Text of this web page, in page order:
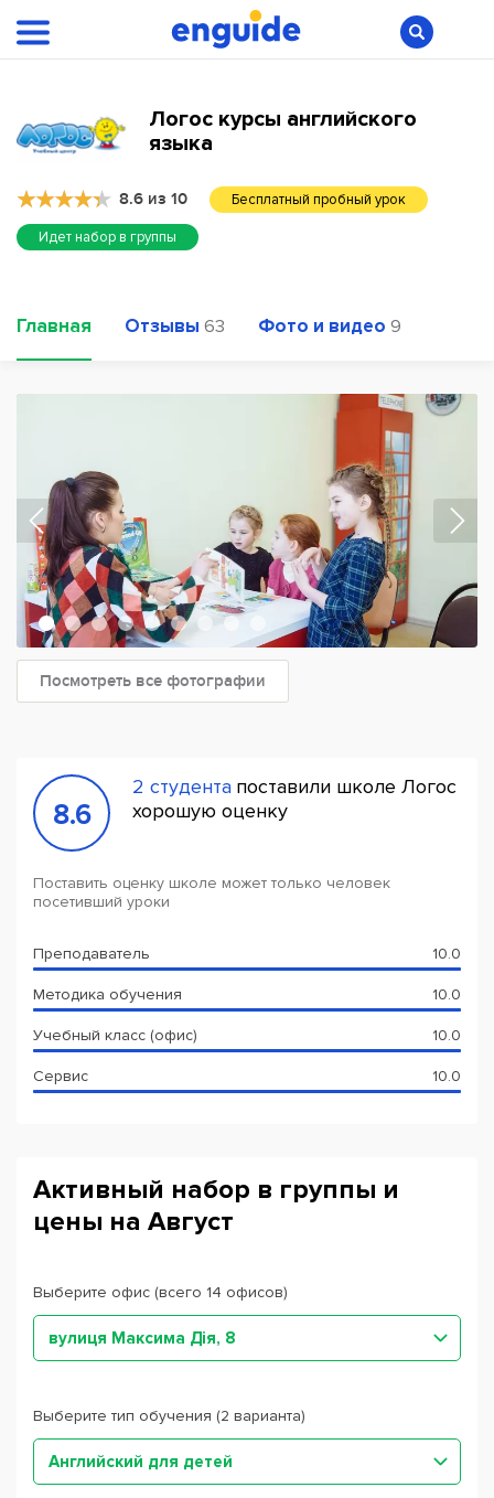
Логос курсы английского
языка
8.6 из 10 Бесплатный пробный урок
Идет набор в группы
Главная Отзывы 63 Фото и видео 9
Посмотреть все фотографии
8.6
2 студента поставили школе Логос
хорошую оценку
Поставить оценку школе может только человек
посетивший уроки
Преподаватель 10.0
Методика обучения 10.0
Учебный класс (офис) 10.0
Сервис 10.0
Активный набор в группы и
цены на Август
Выберите офис (всего 14 офисов)
вулиця Максима Дія, 8
Выберите тип обучения (2 варианта)
Английский для детей